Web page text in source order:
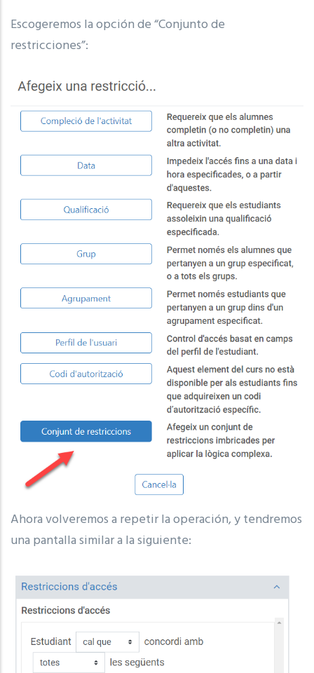
Escogeremos la opción de “Conjunto de
restricciones”:
Ahora volveremos a repetir la operación, y tendremos
una pantalla similar a la siguiente: